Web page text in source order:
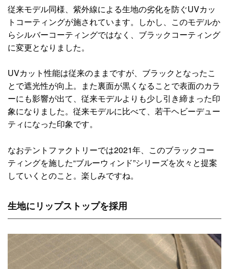
従来モデル同様、紫外線による生地の劣化を防ぐUVカッ
トコーティングが施されています。しかし、このモデルか
らシルバーコーティングではなく、ブラックコーティング
に変更となりました。
UVカット性能は従来のままですが、ブラックとなったこ
とで遮光性が向上。また裏面が黒くなることで表面のカラ
ーにも影響が出て、従来モデルよりも少し引き締まった印
象になりました。従来モデルに比べて、若干ヘビーデュー
ティになった印象です。
なおテントファクトリーでは2021年、このブラックコー
ティングを施した“ブルーウィンド”シリーズを次々と提案
していくとのこと。楽しみですね。
生地にリップストップを採用